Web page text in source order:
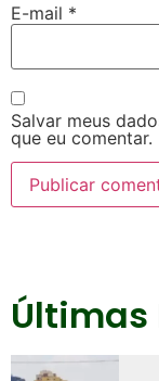
E-mail *
Salvar meus
que eu comentar.
Últimas